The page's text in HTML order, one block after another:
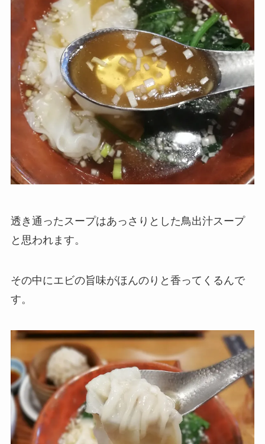
透き通ったスープはあっさりとした鳥出汁スープ
と思われます。
その中にエビの旨味がほんのりと香ってくるんで
す。